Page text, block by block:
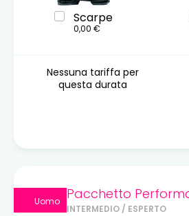
Scarpe
0,00 €
Nessuna tariffa per
questa durata
Uomo Pacchetto
INTERMEDIO / ESPERTO